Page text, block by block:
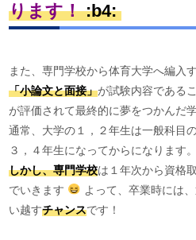
ります！:b4:
また、専門学校から体育大学へ編入す
「小論文と面接」が試験内容である
が評価されて最終的に夢をつかんだ
通常、大学の１，２年生は一般科目
３，４年生になってからになります。
しかし、専門学校は１年次から資格
でいきます
よって、卒業時には
い越すチャンスです！